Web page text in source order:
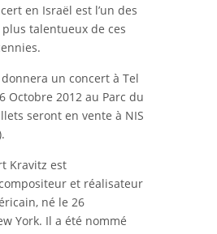
en Israël est l’un des
talentueux de ces
un concert à Tel
Octobre 2012 au Parc du
seront en vente à NIS
Kravitz est
et réalisateur
né le 26
York. Il a été nommé